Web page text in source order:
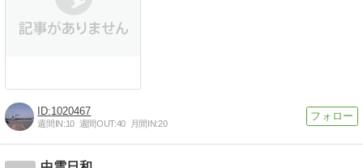
1020467
週間IN:10 週間OUT:40 月間IN:20